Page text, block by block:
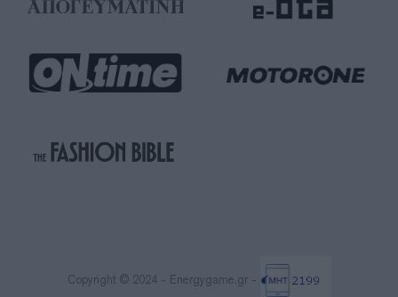
Copyright © 2024 - Energygame.gr -